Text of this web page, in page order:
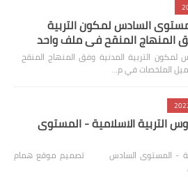
السادس لمكون التربية
المنهاج المنقح في ملف واحد
التربية المدنية وفق المنهاج المنقح
الملخصات في م…
التربية الاسلامية - المستوى
- المستوى السادس تصميم موقع همام